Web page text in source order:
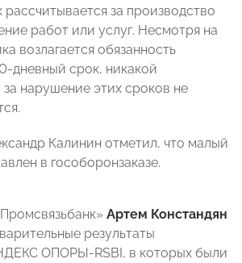
рассчитывается за производство
работ или услуг. Несмотря на
возлагается обязанность
дневный срок, никакой
за нарушение этих сроков не
Калинин отметил, что малый
в гособоронзаказе.
Артем Констандян
результаты
ОПОРЫ-RSBI, в которых были